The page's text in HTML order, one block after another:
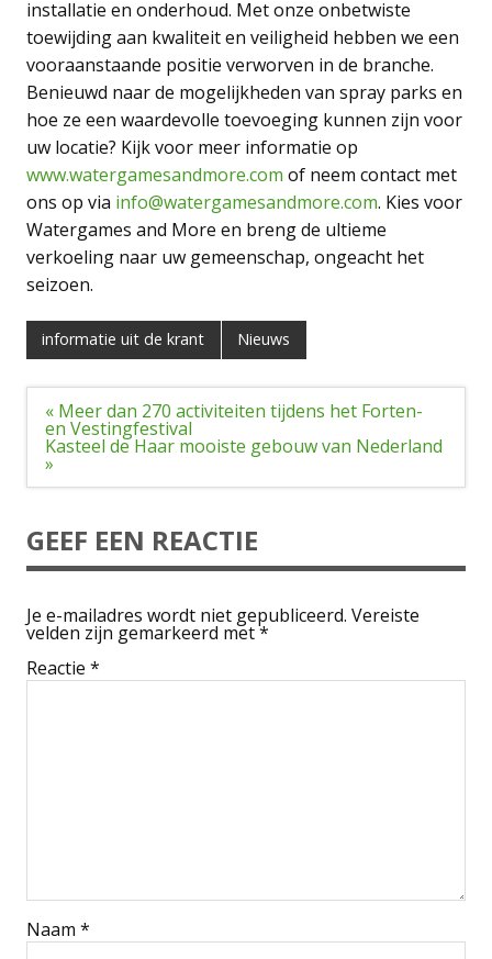
installatie en onderhoud. Met onze onbetwiste
toewijding aan kwaliteit en veiligheid hebben we een
vooraanstaande positie verworven in de branche.
Benieuwd naar de mogelijkheden van spray parks en
hoe ze een waardevolle toevoeging kunnen zijn voor
uw locatie? Kijk voor meer informatie op
www.watergamesandmore.com of neem contact met
ons op via info@watergamesandmore.com. Kies voor
Watergames and More en breng de ultieme
verkoeling naar uw gemeenschap, ongeacht het
seizoen.
informatie uit de krant Nieuws
Bericht
navigatie
« Meer dan 270 activiteiten tijdens het Forten-
en Vestingfestival
Kasteel de Haar mooiste gebouw van Nederland
»
GEEF EEN REACTIE
Je e-mailadres wordt niet gepubliceerd. Vereiste
velden zijn gemarkeerd met*
Reactie *
Naam *